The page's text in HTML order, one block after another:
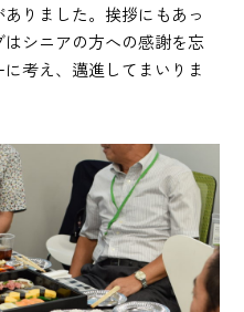
りました。挨拶にもあっ
シニアの方への感謝を忘
考え、邁進してまいりま